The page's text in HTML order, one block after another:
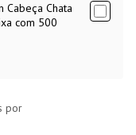
Cabeça Chata
com 500
por